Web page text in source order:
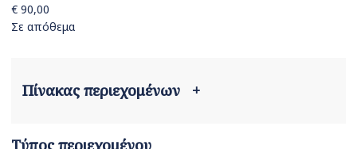
€ 90,00
Σε απόθεμα
Πίνακας περιεχομένων +
Τύπος περιεχομένου